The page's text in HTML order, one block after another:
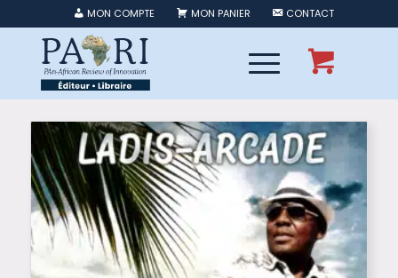
MON COMPTE MON PANIER CONTACT